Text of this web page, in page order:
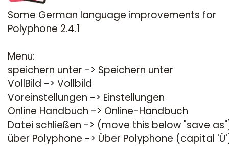
Some German language improvements for
Polyphone 2.4.1
Menu:
speichern unter -> Speichern unter
VollBild -> Vollbild
Voreinstellungen -> Einstellungen
Online Handbuch -> Online-Handbuch
Datei schließen -> (move this below "save
über Polyphone -> Über Polyphone (capital